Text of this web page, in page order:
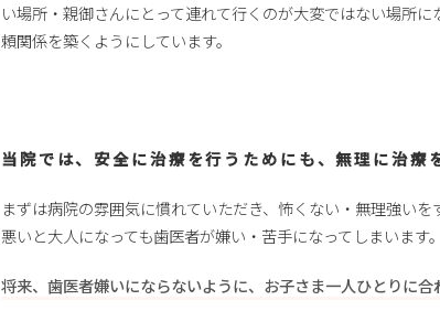
い場所・親御さんにとって連れて行くのが大変ではない場所に
頼関係を築くようにしています。
当院では、安全に治療を行うためにも、無理に治療
まずは病院の雰囲気に慣れていただき、怖くない・無理強い
悪いと大人になっても歯医者が嫌い・苦手になってしまいます。
将来、歯医者嫌いにならないように、お子さま一人ひとりに合